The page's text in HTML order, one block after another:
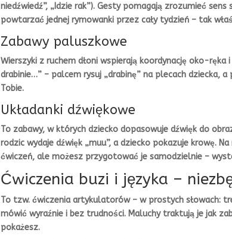
niedźwiedź”, „Idzie rak”). Gesty pomagają zrozumieć
powtarzać jednej rymowanki przez cały tydzień – tak
Zabawy paluszkowe
Wierszyki z ruchem dłoni wspierają koordynację oko-ręka
drabinie…” – palcem rysuj „drabinę” na plecach dziecka,
Tobie.
Układanki dźwiękowe
To zabawy, w których dziecko dopasowuje dźwięk do
rodzic wydaje dźwięk „muu”, a dziecko pokazuje krowę.
ćwiczeń, ale możesz przygotować je samodzielnie –
Ćwiczenia buzi i języka –
To tzw. ćwiczenia artykulatorów – w prostych słowach:
mówić wyraźnie i bez trudności. Maluchy traktują je jak
pokażesz.